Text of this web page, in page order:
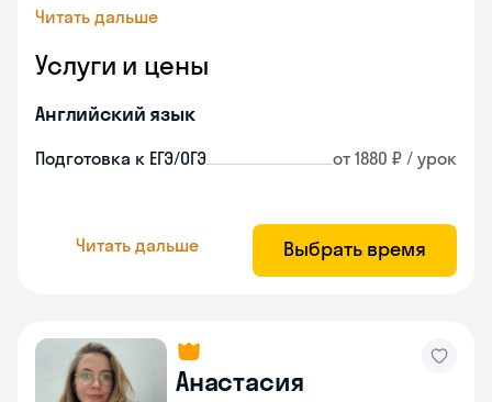
Читать дальше
Услуги и цены
Английский язык
Подготовка к ЕГЭ/ОГЭ от 1880 ₽ / урок
Читать дальше Выбрать время
Анастасия